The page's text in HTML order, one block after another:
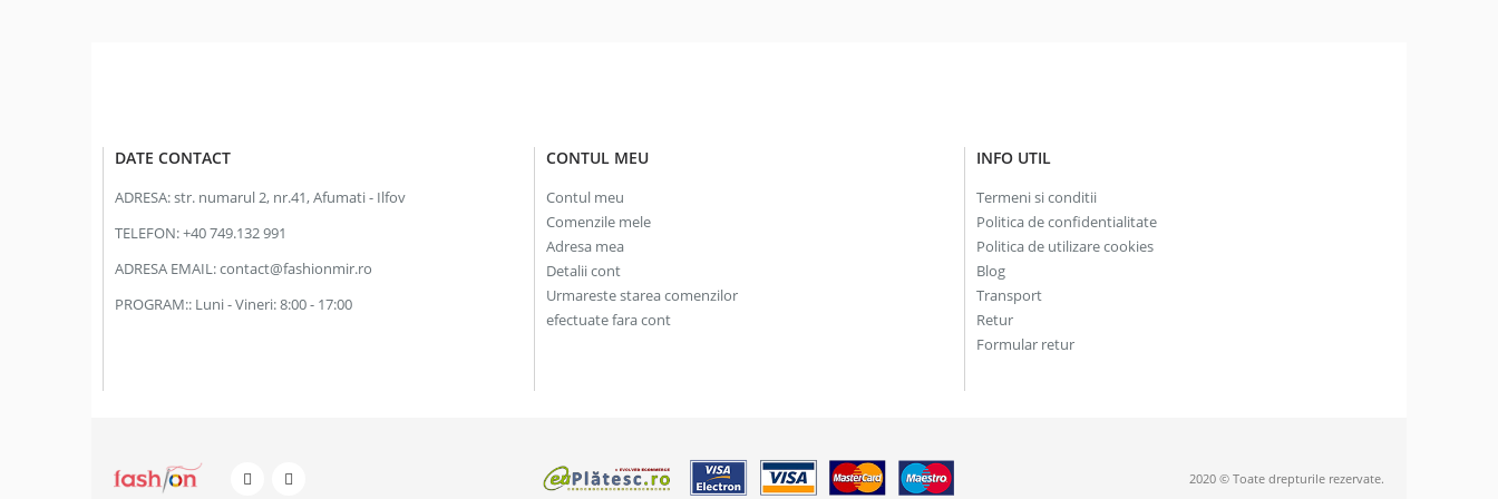
DATE CONTACT
ADRESA:str. numarul 2, nr.41, Afumati - Ilfov
TELEFON:+40 749.132 991
ADRESA EMAIL:contact@fashionmir.ro
PROGRAM:: Luni - Vineri: 8:00 - 17:00
CONTUL MEU
Contul meu
Comenzile mele
Adresa mea
Detalii cont
Urmareste starea comenzilor
efectuate fara cont
INFO UTIL
Termeni si conditii
Politica de confidentialitate
Politica de utilizare cookies
Blog
Transport
Retur
Formular retur
2020 © Toate drepturile rezervate.